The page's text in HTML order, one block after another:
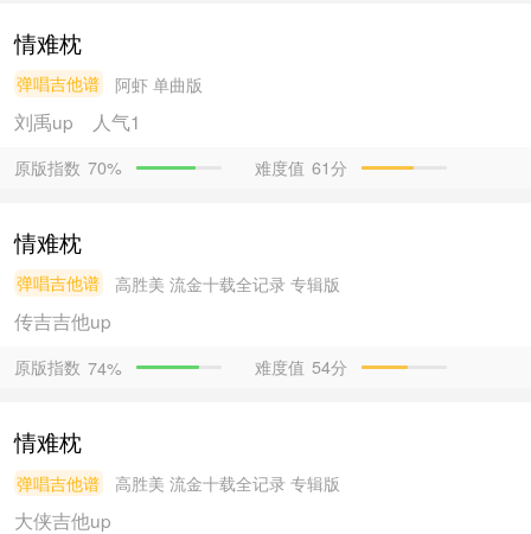
情难枕
弹唱吉他谱 阿虾 单曲版
刘禹up 人气1
原版指数 70% 难度值 61分
情难枕
弹唱吉他谱 高胜美 流金十载全记录 专辑版
传吉吉他up
原版指数 74% 难度值 54分
情难枕
弹唱吉他谱 高胜美 流金十载全记录 专辑版
大侠吉他up